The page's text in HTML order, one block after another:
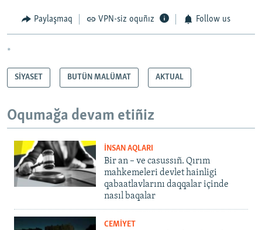
Paylaşmaq VPN-siz oquñız Follow us
*
SİYASET BUTÜN MALÜMAT AKTUAL
Oqumağa devam etiñiz
İNSAN AQLARI
Bir an – ve casussıñ. Qırım
mahkemeleri devlet hainligi
qabaatlavlarını daqqalar içinde
nasıl baqalar
CEMİYET